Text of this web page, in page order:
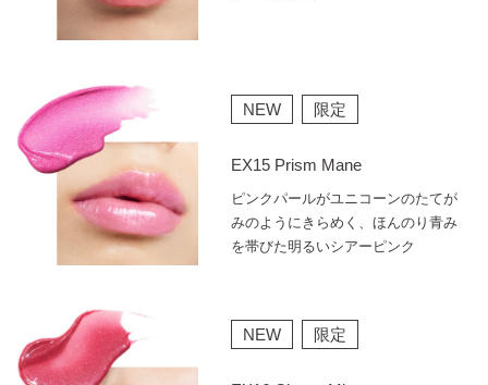
NEW 限定
EX15 Prism Mane
ピンクパールがユニコーンのたてが
みのようにきらめく、ほんのり青み
を帯びた明るいシアーピンク
NEW 限定